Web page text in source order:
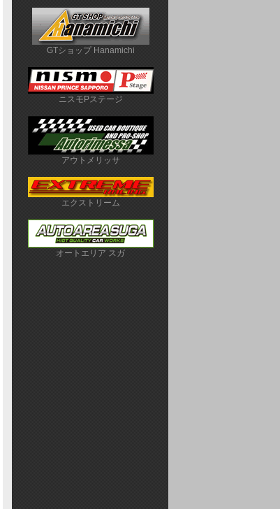
GTショップ Hanamichi
ニスモPステージ
アウトメリッサ
エクストリーム
オートエリア スガ